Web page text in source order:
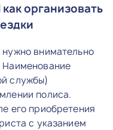
организовать
внимательно
Наименование
службы)
полиса.
его приобретения
с указанием